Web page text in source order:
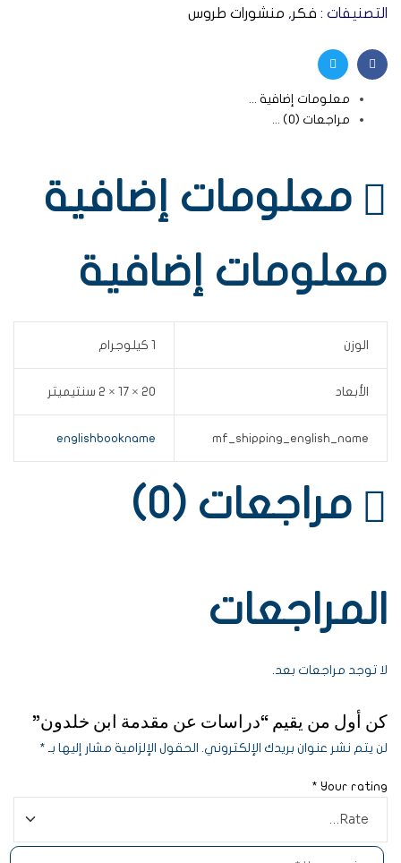
التصنيفات : فكر, منشورات طروس
Facebook
Twitter
معلومات إضافية
مراجعات (0)
معلومات إضافية
معلومات إضافية
الوزن 1 كيلوجرام
الأبعاد 20 × 17 × 2 سنتيميتر
mf_shipping_english_name
englishbookname
مراجعات (0)
المراجعات
لا توجد مراجعات بعد.
كن أول من يقيم “دراسات عن مقدمة ابن خلدون”
لن يتم نشر عنوان بريدك الإلكتروني. الحقول الإلزامية مشار إليها بـ *
Your rating
*